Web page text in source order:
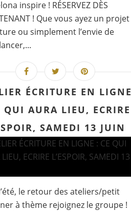
inspire ! RÉSERVEZ DÈS
! Que vous ayez un projet
ou simplement l’envie de
ÉCRITURE EN LIGNE
QUI AURA LIEU, ECRIRE
SAMEDI 13 JUIN
le retour des ateliers/petit
à thème rejoignez le groupe !